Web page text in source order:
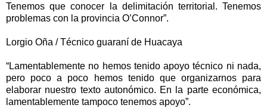
Tenemos que conocer la delimitación territorial. Tenemos
problemas con la provincia O’Connor”.
Lorgio Oña / Técnico guaraní de Huacaya
“Lamentablemente no hemos tenido apoyo técnico ni nada,
pero poco a poco hemos tenido que organizarnos para
elaborar nuestro texto autonómico. En la parte económica,
lamentablemente tampoco tenemos apoyo”.